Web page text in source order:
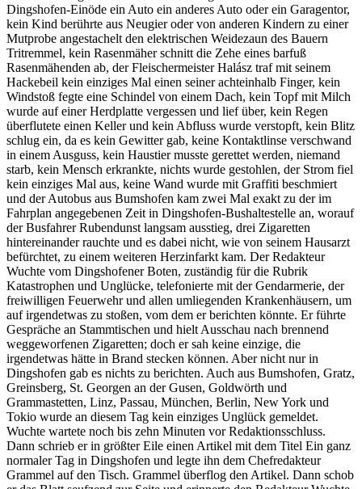
Dingshofen-Einöde ein Auto ein anderes Auto oder ein Garagentor,
kein Kind berührte aus Neugier oder von anderen Kindern zu einer
Mutprobe angestachelt den elektrischen Weidezaun des Bauern
Tritremmel, kein Rasenmäher schnitt die Zehe eines barfuß
Rasenmähenden ab, der Fleischermeister Halász traf mit seinem
Hackebeil kein einziges Mal einen seiner achteinhalb Finger, kein
Windstoß fegte eine Schindel von einem Dach, kein Topf mit Milch
wurde auf einer Herdplatte vergessen und lief über, kein Regen
überflutete einen Keller und kein Abfluss wurde verstopft, kein Blitz
schlug ein, da es kein Gewitter gab, keine Kontaktlinse verschwand
in einem Ausguss, kein Haustier musste gerettet werden, niemand
starb, kein Mensch erkrankte, nichts wurde gestohlen, der Strom fiel
kein einziges Mal aus, keine Wand wurde mit Graffiti beschmiert
und der Autobus aus Bumshofen kam zwei Mal exakt zu der im
Fahrplan angegebenen Zeit in Dingshofen-Bushaltestelle an, worauf
der Busfahrer Rubendunst langsam ausstieg, drei Zigaretten
hintereinander rauchte und es dabei nicht, wie von seinem Hausarzt
befürchtet, zu einem weiteren Herzinfarkt kam. Der Redakteur
Wuchte vom Dingshofener Boten, zuständig für die Rubrik
Katastrophen und Unglücke, telefonierte mit der Gendarmerie, der
freiwilligen Feuerwehr und allen umliegenden Krankenhäusern, um
auf irgendetwas zu stoßen, vom dem er berichten könnte. Er führte
Gespräche an Stammtischen und hielt Ausschau nach brennend
weggeworfenen Zigaretten; doch er sah keine einzige, die
irgendetwas hätte in Brand stecken können. Aber nicht nur in
Dingshofen gab es nichts zu berichten. Auch aus Bumshofen, Gratz,
Greinsberg, St. Georgen an der Gusen, Goldwörth und
Grammastetten, Linz, Passau, München, Berlin, New York und
Tokio wurde an diesem Tag kein einziges Unglück gemeldet.
Wuchte wartete noch bis zehn Minuten vor Redaktionsschluss.
Dann schrieb er in größter Eile einen Artikel mit dem Titel Ein ganz
normaler Tag in Dingshofen und legte ihn dem Chefredakteur
Grammel auf den Tisch. Grammel überflog den Artikel. Dann schob